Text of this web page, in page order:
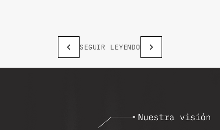
SEGUIR LEYENDO